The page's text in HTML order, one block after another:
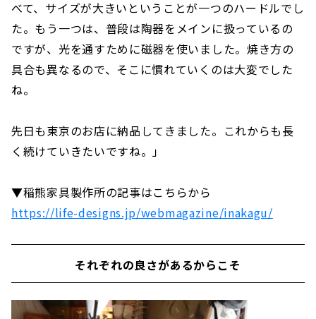
べて、サイズが大きいということが一つのハードルでし
た。もう一つは、普段は陶器をメインに扱っているの
ですが、光を通すために磁器を使いました。焼き方の
具合も異なるので、そこに慣れていくのは大変でした
ね。
先日も東京のお店に納品してきました。これからも長
く続けていきたいですね。」
▼稲熊家具製作所の記事はこちらから
https://life-designs.jp/webmagazine/inakagu/
それぞれの良さがあるからこそ